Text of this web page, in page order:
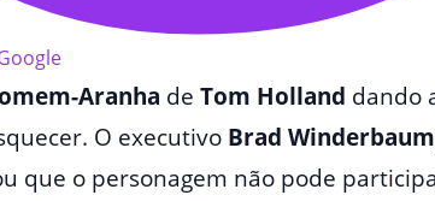
Aranha de Tom Holland dando
O executivo Brad Winderbaum
que o personagem não pode